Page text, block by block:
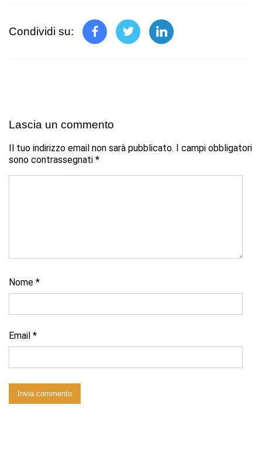
Condividi su:
Lascia un commento
Il tuo indirizzo email non sarà pubblicato.
I campi obbligatori
sono contrassegnati *
Nome *
Email *